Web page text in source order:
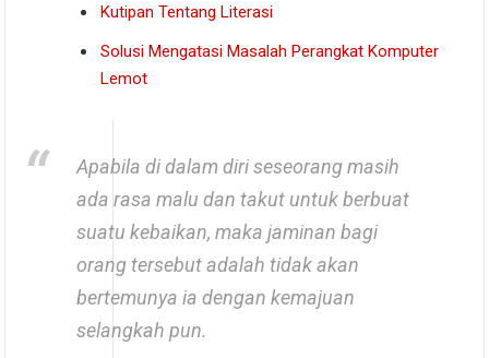
Kutipan Tentang Literasi
Solusi Mengatasi Masalah Perangkat Komputer
Lemot
Apabila di dalam diri seseorang masih
ada rasa malu dan takut untuk berbuat
suatu kebaikan, maka jaminan bagi
orang tersebut adalah tidak akan
bertemunya ia dengan kemajuan
selangkah pun.